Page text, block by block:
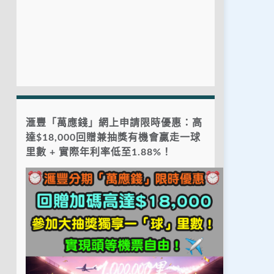
滙豐「萬應錢」網上申請限時優惠：高
達$18,000回贈兼抽獎有機會贏走一球
里數 + 實際年利率低至1.88%！